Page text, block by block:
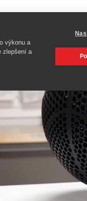
výkonu a
zlepšení a